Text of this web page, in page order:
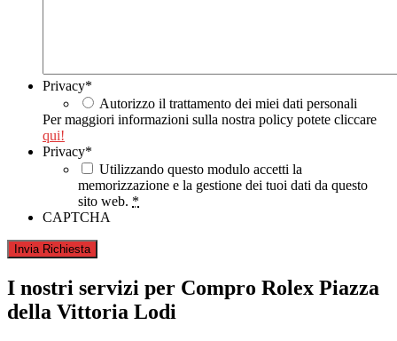
Privacy*
Autorizzo il trattamento dei miei dati personali
Per maggiori informazioni sulla nostra policy potete cliccare
qui!
Privacy*
Utilizzando questo modulo accetti la
memorizzazione e la gestione dei tuoi dati da questo
sito web. *
CAPTCHA
I nostri servizi per Compro Rolex Piazza
della Vittoria Lodi